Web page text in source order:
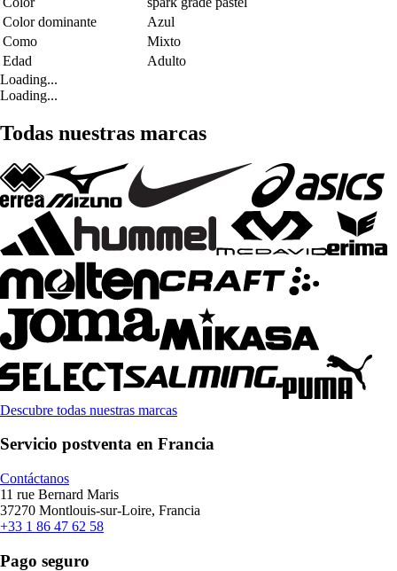
Color dominante
Azul
Como
Mixto
Edad
Adulto
Loading...
Loading...
Todas nuestras marcas
Descubre todas nuestras marcas
Servicio postventa en Francia
Contáctanos
11 rue Bernard Maris
37270 Montlouis-sur-Loire, Francia
+33 1 86 47 62 58
Pago seguro